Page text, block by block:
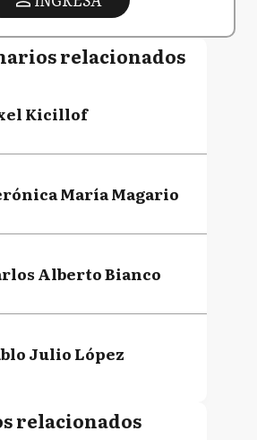
relacionados
Kicillof
María Magario
Alberto Bianco
Julio López
relacionados